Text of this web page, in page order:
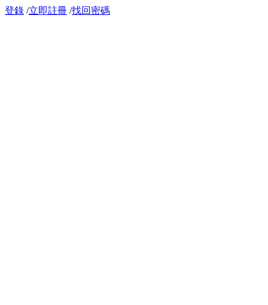
登錄 /立即註冊 /找回密碼